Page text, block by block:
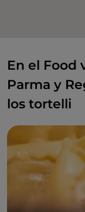
En el Food
Parma y
los tortelli